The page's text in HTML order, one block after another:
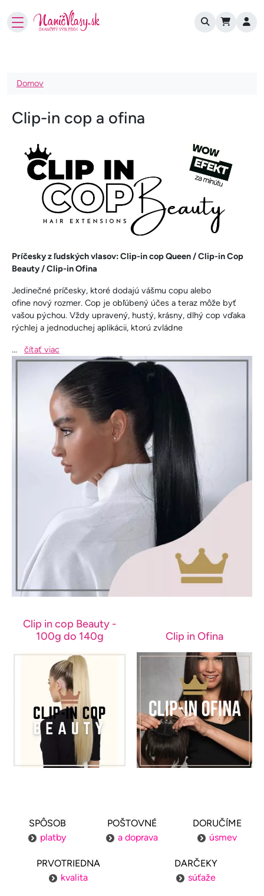
User account
Omrvinka
Domov
Clip-in cop a ofina
Príčesky z ľudských vlasov: Clip-in cop Queen / Clip-in Cop
Beauty / Clip-in Ofina
Jedinečné príčesky, ktoré dodajú vášmu copu alebo
ofine nový rozmer. Cop je obľúbený účes a teraz môže byť
vašou pýchou. Vždy upravený, hustý, krásny, dlhý cop vďaka
rýchlej a jednoduchej aplikácii, ktorú zvládne
... čítať viac
Clip in cop Beauty -
100g do 140g
Clip in Ofina
SPÔSOB
platby
POŠTOVNÉ
a doprava
DORUČÍME
úsmev
PRVOTRIEDNA
kvalita
DARČEKY
súťaže